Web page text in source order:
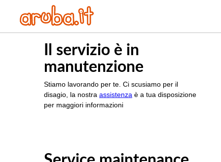
Il servizio è in
manutenzione
Stiamo lavorando per te. Ci scusiamo per il
disagio, la nostra assistenza è a tua disposizione
per maggiori informazioni